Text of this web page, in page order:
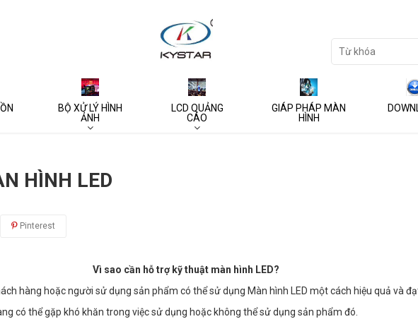
BỘ XỬ LÝ HÌNH
ẢNH
LCD QUẢNG
CÁO
GIÁP PHÁP MÀN
HÌNH
HÌNH LED
Pinterest
Vì sao cần hỗ trợ kỹ thuật màn hình LED?
hàng hoặc người sử dụng sản phẩm có thể sử dụng Màn hình LED một cách hiệu quả và
có thể gặp khó khăn trong việc sử dụng hoặc không thể sử dụng sản phẩm đó.